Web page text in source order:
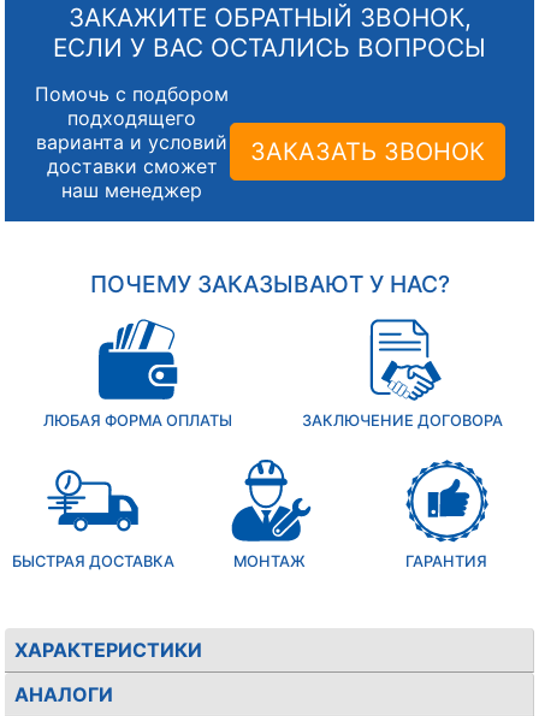
ЗАКАЖИТЕ ОБРАТНЫЙ ЗВОНОК,
ЕСЛИ У ВАС ОСТАЛИСЬ ВОПРОСЫ
Помочь с подбором
подходящего
варианта и условий
доставки сможет
наш менеджер
ЗАКАЗАТЬ ЗВОНОК
ПОЧЕМУ ЗАКАЗЫВАЮТ У НАС?
ЛЮБАЯ ФОРМА ОПЛАТЫ ЗАКЛЮЧЕНИЕ ДОГОВОРА
БЫСТРАЯ ДОСТАВКА МОНТАЖ ГАРАНТИЯ
ХАРАКТЕРИСТИКИ
АНАЛОГИ